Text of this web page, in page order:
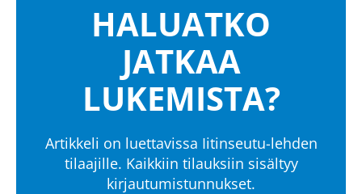
HALUATKO
JATKAA
LUKEMISTA?
Artikkeli on luettavissa Iitinseutu-lehden
tilaajille. Kaikkiin tilauksiin sisältyy
kirjautumistunnukset.